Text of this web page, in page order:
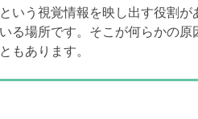
いう視覚情報を映し出す役割
る場所です。そこが何らかの
もあります。